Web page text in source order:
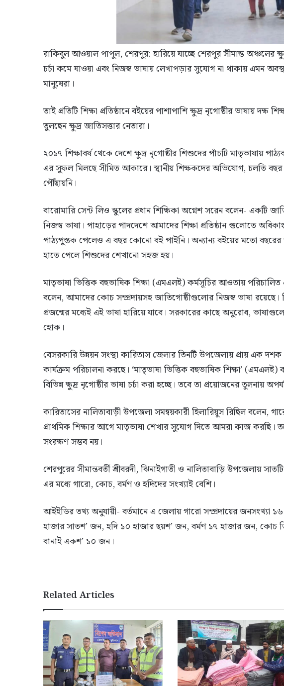
রাকিবুল আওয়াল পাপুল, শেরপুর: হারিয়ে যাচ্ছে শেরপুর সীমান্ত অঞ্চলের
চর্চা কমে যাওয়া এবং নিজস্ব ভাষায় লেখাপড়ার সুযোগ না থাকায় এমন
মানুষেরা।
তাই প্রতিটি শিক্ষা প্রতিষ্ঠানে বইয়ের পাশাপাশি ক্ষুদ্র নৃগোষ্ঠীর ভাষায় দক্ষ
তুলছেন ক্ষুদ্র জাতিসত্তার নেতারা।
২০১৭ শিক্ষাবর্ষ থেকে দেশে ক্ষুদ্র নৃগোষ্ঠীর শিশুদের পাঁচটি মাতৃভাষায়
এর সুফল মিলছে সীমিত আকারে। স্থানীয় শিক্ষকদের অভিযোগ, চলতি
পৌঁছায়নি।
বারোমারি সেন্ট লিও স্কুলের প্রধান শিক্ষিকা অগ্নেশ সরেন বলেন- একটি
নিজস্ব ভাষা। পাহাড়ের পাদদেশে আমাদের শিক্ষা প্রতিষ্ঠান গুলোতে
পাঠ্যপুস্তক পেলেও এ বছর কোনো বই পাইনি। অন্যান্য বইয়ের মতো
হাতে পেলে শিশুদের শেখানো সহজ হয়।
মাতৃভাষা ভিত্তিক বহুভাষিক শিক্ষা (এমএলই) কর্মসূচির আওতায়
বলেন, আমাদের কোচ সম্প্রদায়সহ জাতিগোষ্ঠীগুলোর নিজস্ব ভাষা
প্রজন্মের মধ্যেই এই ভাষা হারিয়ে যাবে। সরকারের কাছে অনুরোধ,
হোক।
বেসরকারি উন্নয়ন সংস্থা কারিতাস জেলার তিনটি উপজেলায় প্রায় এক দশক
কার্যক্রম পরিচালনা করছে। ‘মাতৃভাষা ভিত্তিক বহুভাষিক শিক্ষা’
বিভিন্ন ক্ষুদ্র নৃগোষ্ঠীর ভাষা চর্চা করা হচ্ছে। তবে তা প্রয়োজনের তুলনায়
কারিতাসের নালিতাবাড়ী উপজেলা সমন্বয়কারী হিলারিয়ুস রিছিল বলেন,
প্রাথমিক শিক্ষার আগে মাতৃভাষা শেখার সুযোগ দিতে আমরা কাজ করছি।
সংরক্ষণ সম্ভব নয়।
শেরপুরের সীমান্তবর্তী শ্রীবরদী, ঝিনাইগাতী ও নালিতাবাড়ি উপজেলায়
এর মধ্যে গারো, কোচ, বর্মণ ও হদিদের সংখ্যাই বেশি।
আইইডির তথ্য অনুযায়ী- বর্তমানে এ জেলায় গারো সম্প্রদায়ের জনসংখ্যা
হাজার সাতশ’ জন, হদি ১০ হাজার ছয়শ’ জন, বর্মণ ১৭ হাজার জন, কোচ
বানাই একশ’ ১০ জন।
Related Articles